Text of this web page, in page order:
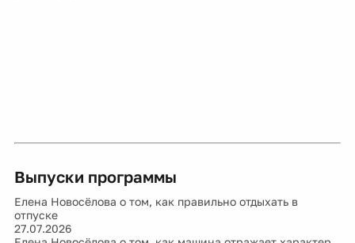
Выпуски программы
Елена Новосёлова о том, как правильно отдыхать в
отпуске
27.07.2026